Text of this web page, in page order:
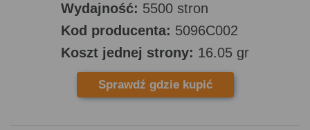
Wydajność: 5500 stron
Kod producenta: 5096C002
Koszt jednej strony: 16.05 gr
Sprawdź gdzie kupić